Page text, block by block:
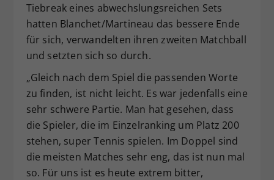
Tiebreak eines abwechslungsreichen Sets
hatten Blanchet/Martineau das bessere Ende
für sich, verwandelten ihren zweiten Matchball
und setzten sich so durch.
„Gleich nach dem Spiel die passenden Worte
zu finden, ist nicht leicht. Es war jedenfalls eine
sehr schwere Partie. Man hat gesehen, dass
die Spieler, die im Einzelranking um Platz 200
stehen, super Tennis spielen. Im Doppel sind
die meisten Matches sehr eng, das ist nun mal
so. Für uns ist es heute extrem bitter,